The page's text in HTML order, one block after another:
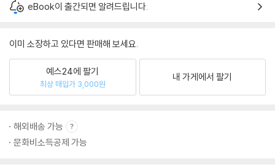
eBook이 출간되면 알려드립니다.
이미 소장하고 있다면 판매해 보세요.
예스24에 팔기
최상 매입가 3,000원
내 가게에서 팔기
해외배송 가능
문화비소득공제 가능